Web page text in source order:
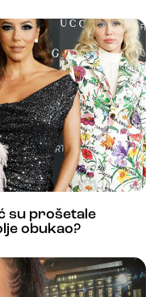
su prošetale
obukao?